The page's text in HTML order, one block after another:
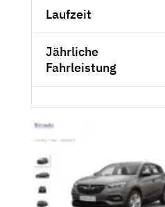
Laufzeit
Jährliche
Fahrleistung